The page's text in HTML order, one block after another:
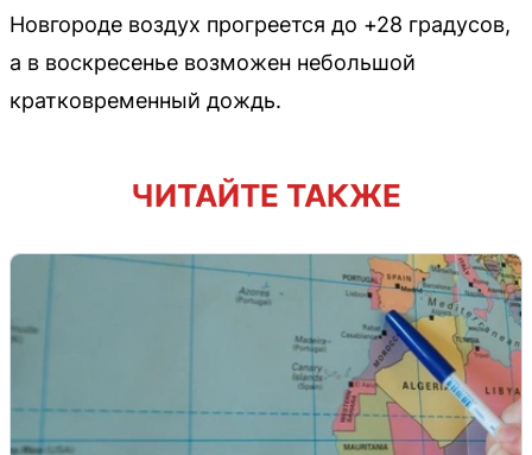
Новгороде воздух прогреется до +28 градусов,
а в воскресенье возможен небольшой
кратковременный дождь.
ЧИТАЙТЕ ТАКЖЕ